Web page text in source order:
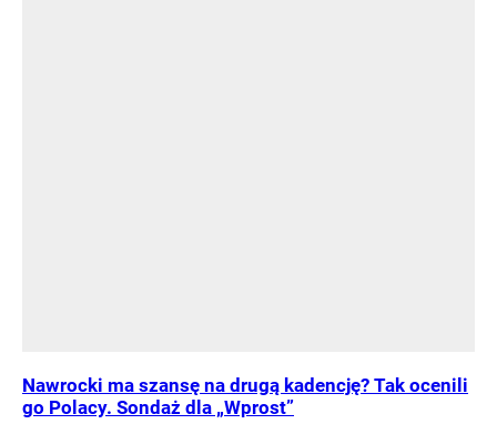
Nawrocki ma szansę na drugą kadencję? Tak ocenili
go Polacy. Sondaż dla „Wprost”